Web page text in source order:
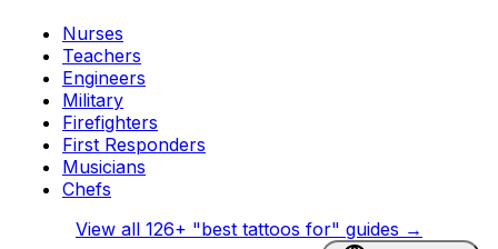
Nurses
Teachers
Engineers
Military
Firefighters
First Responders
Musicians
Chefs
View all 126+ "best tattoos for" guides →